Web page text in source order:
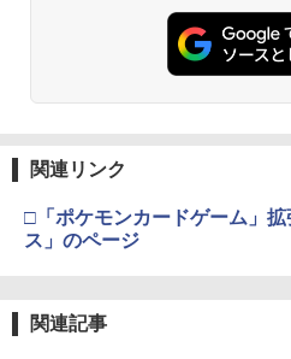
TAMASHII
バルキリー
バルキリー
4
TAMASHII
BANDAI
RG 機動戦
4
東京マルイ
USP HG 18
￥3,409
4
￥4,761
5
LOCTITE(
プレミアム
￥1,013
型用接着剤
関連リンク
□「ポケモンカードゲーム」
ス」のページ
関連記事